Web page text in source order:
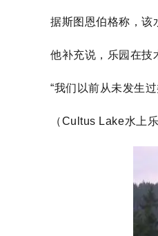
据斯图恩伯格称，该
他补充说，乐园在技
“我们以前从未发生
（Cultus Lake水上